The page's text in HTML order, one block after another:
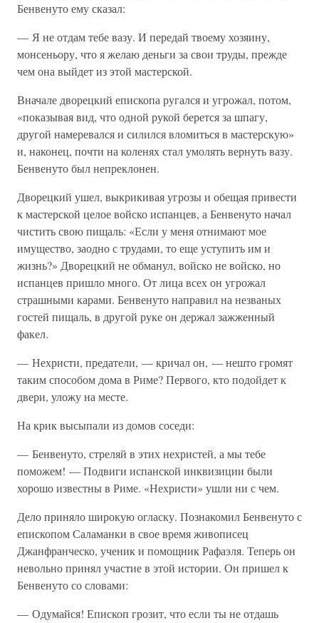
Бенвенуто ему сказал:
— Я не отдам тебе вазу. И передай твоему хозяину,
монсеньору, что я желаю деньги за свои труды, прежде
чем она выйдет из этой мастерской.
Вначале дворецкий епископа ругался и угрожал, потом,
«показывая вид, что одной рукой берется за шпагу,
другой намеревался и силился вломиться в мастерскую»
и, наконец, почти на коленях стал умолять вернуть вазу.
Бенвенуто был непреклонен.
Дворецкий ушел, выкрикивая угрозы и обещая привести
к мастерской целое войско испанцев, а Бенвенуто начал
чистить свою пищаль: «Если у меня отнимают мое
имущество, заодно с трудами, то еще уступить им и
жизнь?» Дворецкий не обманул, войско не войско, но
испанцев пришло много. От лица всех он угрожал
страшными карами. Бенвенуто направил на незваных
гостей пищаль, в другой руке он держал зажженный
факел.
— Нехристи, предатели, — кричал он, — нешто громят
таким способом дома в Риме? Первого, кто подойдет к
двери, уложу на месте.
На крик высыпали из домов соседи:
— Бенвенуто, стреляй в этих нехристей, а мы тебе
поможем! — Подвиги испанской инквизиции были
хорошо известны в Риме. «Нехристи» ушли ни с чем.
Дело приняло широкую огласку. Познакомил Бенвенуто с
епископом Саламанки в свое время живописец
Джанфранческо, ученик и помощник Рафаэля. Теперь он
невольно принял участие в этой истории. Он пришел к
Бенвенуто со словами:
— Одумайся! Епископ грозит, что если ты не отдашь